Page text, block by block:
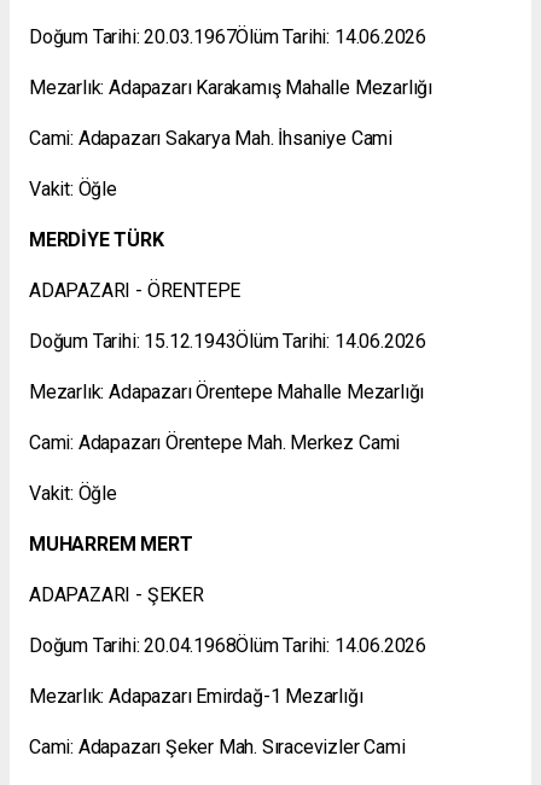
Doğum Tarihi: 20.03.1967Ölüm Tarihi: 14.06.2026
Mezarlık: Adapazarı Karakamış Mahalle Mezarlığı
Cami: Adapazarı Sakarya Mah. İhsaniye Cami
Vakit: Öğle
MERDİYE TÜRK
ADAPAZARI - ÖRENTEPE
Doğum Tarihi: 15.12.1943Ölüm Tarihi: 14.06.2026
Mezarlık: Adapazarı Örentepe Mahalle Mezarlığı
Cami: Adapazarı Örentepe Mah. Merkez Cami
Vakit: Öğle
MUHARREM MERT
ADAPAZARI - ŞEKER
Doğum Tarihi: 20.04.1968Ölüm Tarihi: 14.06.2026
Mezarlık: Adapazarı Emirdağ-1 Mezarlığı
Cami: Adapazarı Şeker Mah. Sıracevizler Cami